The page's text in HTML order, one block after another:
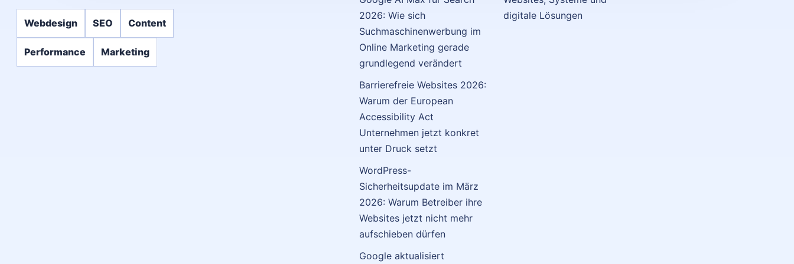
Webdesign SEO Content
Performance Marketing
2026: Wie sich
Suchmaschinenwerbung im
Online Marketing gerade
grundlegend verändert
Barrierefreie Websites 2026:
Warum der European
Accessibility Act
Unternehmen jetzt konkret
unter Druck setzt
WordPress-
Sicherheitsupdate im März
2026: Warum Betreiber ihre
Websites jetzt nicht mehr
aufschieben dürfen
Google aktualisiert
digitale Lösungen